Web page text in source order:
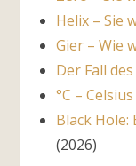
Helix – Sie
Gier – Wie
Der Fall
°C – Celsius
Black Hole:
(2026)